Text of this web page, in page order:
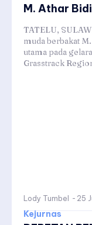
M. Athar
TATELU,
muda berbakat
utama pada
Grasstrack
Lody Tumbel - 25
Kejurnas